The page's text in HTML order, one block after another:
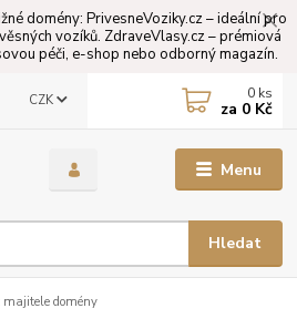
domény: PrivesneVoziky.cz – ideální pro
vozíků. ZdraveVlasy.cz – prémiová
péči, e-shop nebo odborný magazín.
Menu
CZK
Hledat
0 ks
za 0 Kč
domény